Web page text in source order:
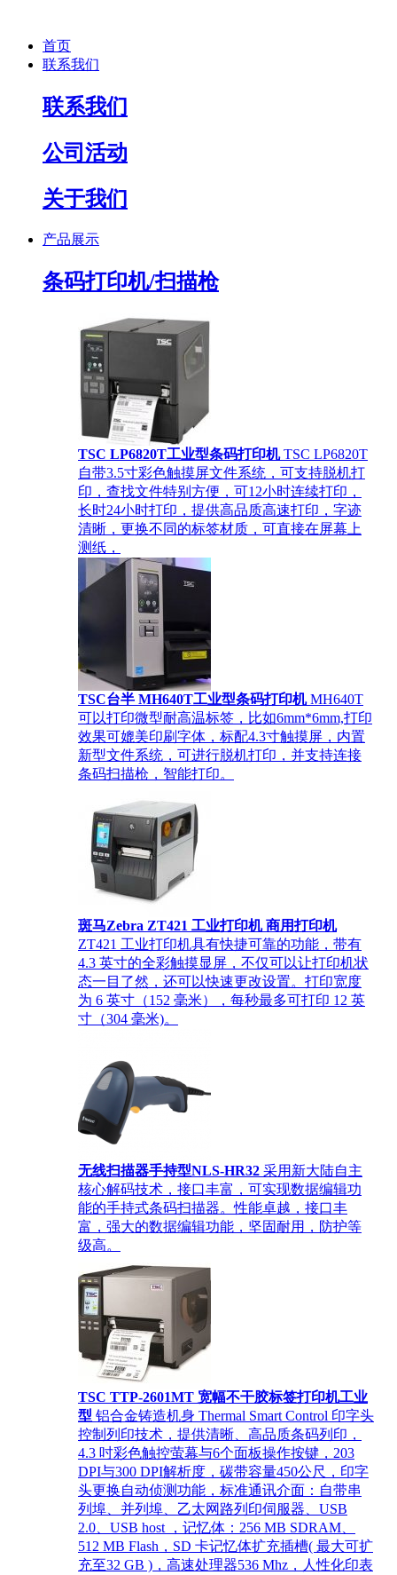
首页
联系我们
联系我们
公司活动
关于我们
产品展示
条码打印机/扫描枪
TSC LP6820T工业型条码打印机 TSC LP6820T
自带3.5寸彩色触摸屏文件系统，可支持脱机打
印，查找文件特别方便，可12小时连续打印，
长时24小时打印，提供高品质高速打印，字迹
清晰，更换不同的标签材质，可直接在屏幕上
测纸，
TSC台半 MH640T工业型条码打印机 MH640T
可以打印微型耐高温标签，比如6mm*6mm,打印
效果可媲美印刷字体，标配4.3寸触摸屏，内置
新型文件系统，可进行脱机打印，并支持连接
条码扫描枪，智能打印。
斑马Zebra ZT421 工业打印机 商用打印机
ZT421 工业打印机具有快捷可靠的功能，带有
4.3 英寸的全彩触摸显屏，不仅可以让打印机状
态一目了然，还可以快速更改设置。打印宽度
为 6 英寸（152 毫米），每秒最多可打印 12 英
寸（304 毫米)。
无线扫描器手持型NLS-HR32 采用新大陆自主
核心解码技术，接口丰富，可实现数据编辑功
能的手持式条码扫描器。性能卓越，接口丰
富，强大的数据编辑功能，坚固耐用，防护等
级高。
TSC TTP-2601MT 宽幅不干胶标签打印机工业
型 铝合金铸造机身 Thermal Smart Control 印字头
控制列印技术，提供清晰、高品质条码列印，
4.3 吋彩色触控萤幕与6个面板操作按键，203
DPI与300 DPI解析度，碳带容量450公尺，印字
头更换自动侦测功能，标准通讯介面：自带串
列埠、并列埠、乙太网路列印伺服器、USB
2.0、USB host ，记忆体：256 MB SDRAM、
512 MB Flash，SD 卡记忆体扩充插槽( 最大可扩
充至32 GB )，高速处理器536 Mhz，人性化印表